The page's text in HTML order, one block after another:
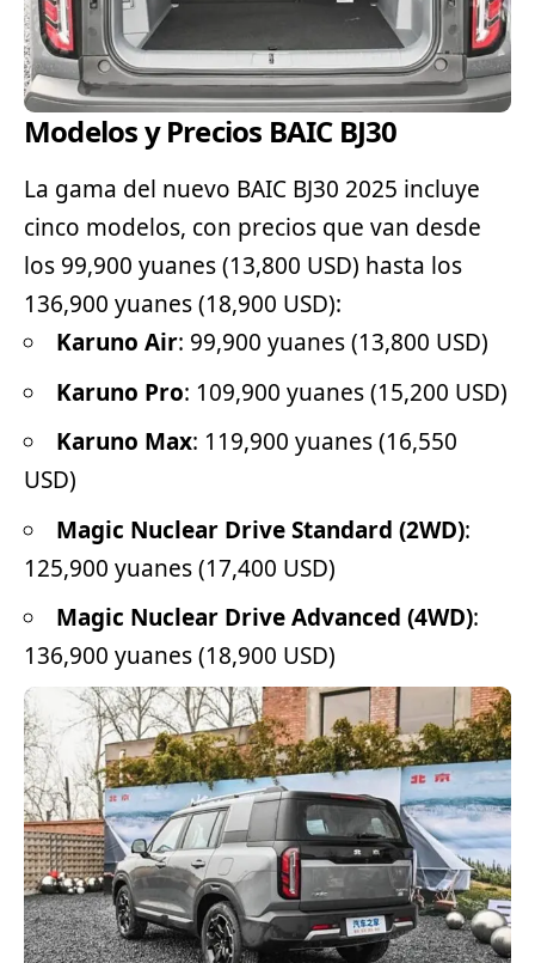
Modelos y Precios BAIC BJ30
La gama del nuevo BAIC BJ30 2025 incluye
cinco modelos, con precios que van desde
los 99,900 yuanes (13,800 USD) hasta los
136,900 yuanes (18,900 USD):
Karuno Air: 99,900 yuanes (13,800 USD)
Karuno Pro: 109,900 yuanes (15,200 USD)
Karuno Max: 119,900 yuanes (16,550
USD)
Magic Nuclear Drive Standard (2WD):
125,900 yuanes (17,400 USD)
Magic Nuclear Drive Advanced (4WD):
136,900 yuanes (18,900 USD)